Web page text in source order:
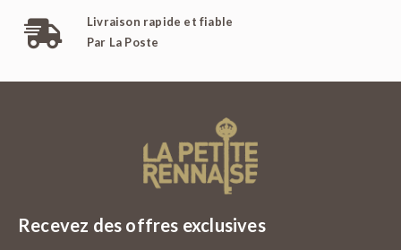
Livraison rapide et fiable
Par La Poste
Recevez des offres exclusives